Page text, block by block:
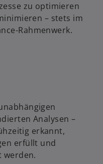
zu optimieren
– stets im
Rahmenwerk.
Analysen –
erkannt,
erfüllt und
werden.